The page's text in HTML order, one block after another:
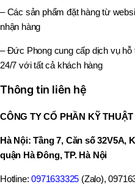
– Các sản phẩm đặt hàng từ
nhận hàng
– Đức Phong cung cấp dịch vụ
24/7 với tất cả khách hàng
Thông tin liên hệ
CÔNG TY CỔ PHẦN KỸ
Hà Nội: Tầng 7, Căn số 32V5A,
quận Hà Đông, TP. Hà Nội
Hotline:0971633325 (Zalo),